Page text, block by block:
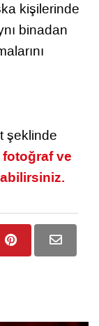
kişilerinde
binadan
şeklinde
ve